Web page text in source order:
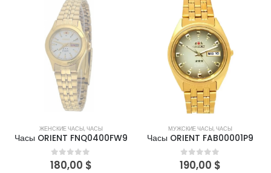
НЕТ В НАЛИЧИИ
ЖЕНСКИЕ ЧАСЫ,ЧАСЫ
Часы ORIENT FNQ0400FW9
0out of 5
180,00 $
МУЖСКИЕ ЧАСЫ,ЧАСЫ
Часы ORIENT FAB00001P9
0out of 5
190,00 $